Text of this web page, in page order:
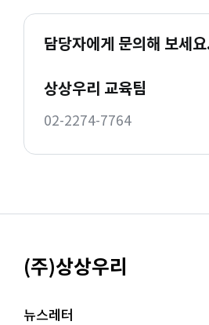
담당자에게 문의해 보세
상상우리 교육팀
02-2274-7764
(주)상상우리
뉴스레터